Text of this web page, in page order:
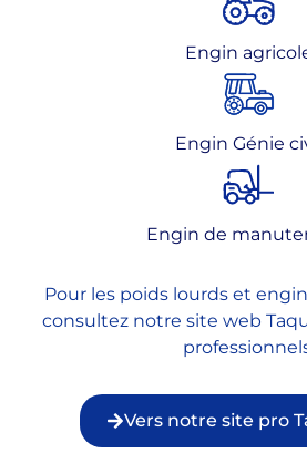
Engin
Engin Génie
Engin de
Pour les poids lourds et
consultez notre site web
Vers notre site pro